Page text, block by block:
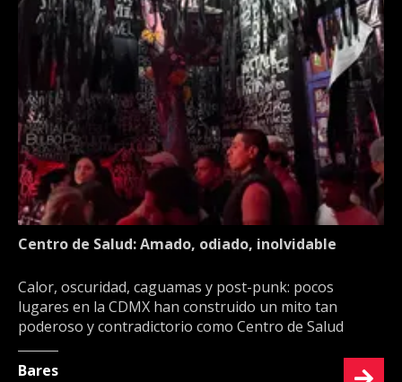
Centro de Salud: Amado, odiado, inolvidable
Calor, oscuridad, caguamas y post-punk: pocos
lugares en la CDMX han construido un mito tan
poderoso y contradictorio como Centro de Salud
Bares